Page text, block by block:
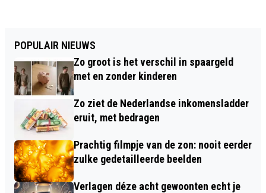
POPULAIR NIEUWS
Zo groot is het verschil in spaargeld
met en zonder kinderen
Zo ziet de Nederlandse inkomensladder
eruit, met bedragen
Prachtig filmpje van de zon: nooit eerder
zulke gedetailleerde beelden
Verlagen déze acht gewoonten echt je